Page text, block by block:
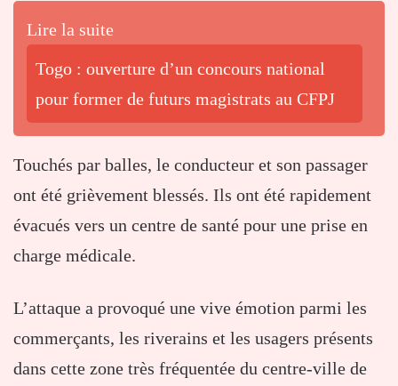
Lire la suite
Togo : ouverture d’un concours national
pour former de futurs magistrats au CFPJ
Touchés par balles, le conducteur et son passager
ont été grièvement blessés. Ils ont été rapidement
évacués vers un centre de santé pour une prise en
charge médicale.
L’attaque a provoqué une vive émotion parmi les
commerçants, les riverains et les usagers présents
dans cette zone très fréquentée du centre-ville de